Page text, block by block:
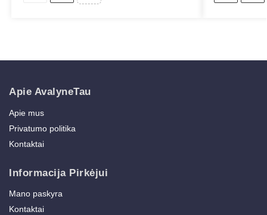
Apie AvalyneTau
Apie mus
Privatumo politika
Kontaktai
Informacija Pirkėjui
Mano paskyra
Kontaktai